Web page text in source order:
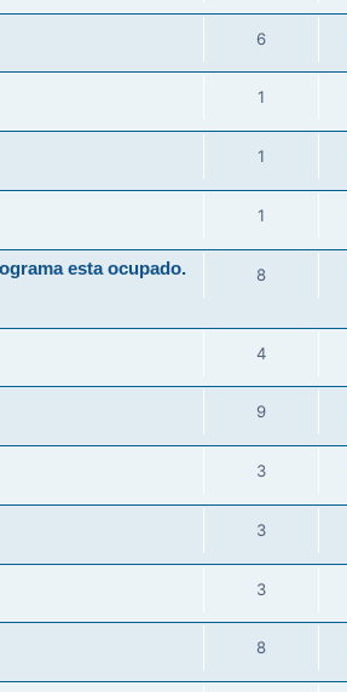
6
1
1
1
esta ocupado.
8
4
9
3
3
3
8